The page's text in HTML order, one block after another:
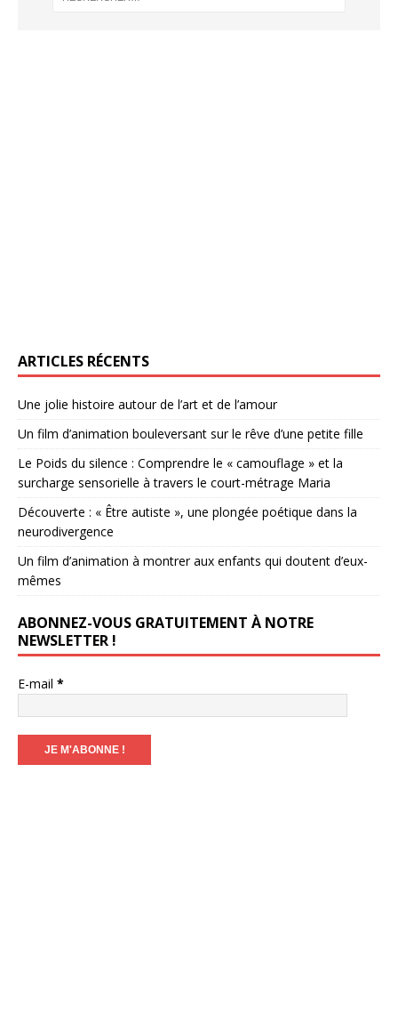
ARTICLES RÉCENTS
Une jolie histoire autour de l’art et de l’amour
Un film d’animation bouleversant sur le rêve d’une petite fille
Le Poids du silence : Comprendre le « camouflage » et la
surcharge sensorielle à travers le court-métrage Maria
Découverte : « Être autiste », une plongée poétique dans la
neurodivergence
Un film d’animation à montrer aux enfants qui doutent d’eux-
mêmes
ABONNEZ-VOUS GRATUITEMENT À NOTRE
NEWSLETTER !
E-mail *